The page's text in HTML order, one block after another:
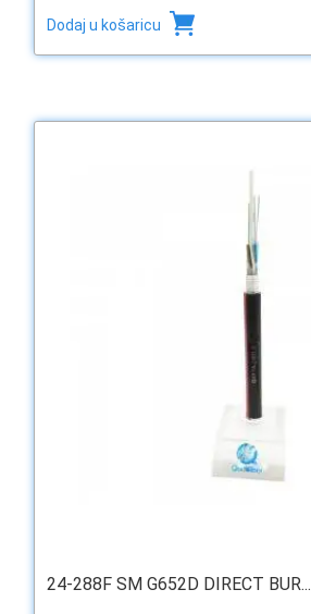
Dodaj u košaricu
24-288F SM G652D DIRECT BUR...